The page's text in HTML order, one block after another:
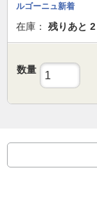
ルゴーニュ新着
在庫： 残りあと 2
数量